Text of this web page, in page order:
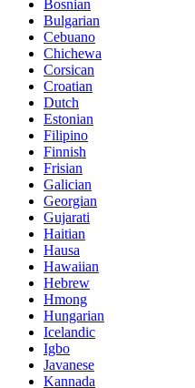
Bosnian
Bulgarian
Cebuano
Chichewa
Corsican
Croatian
Dutch
Estonian
Filipino
Finnish
Frisian
Galician
Georgian
Gujarati
Haitian
Hausa
Hawaiian
Hebrew
Hmong
Hungarian
Icelandic
Igbo
Javanese
Kannada